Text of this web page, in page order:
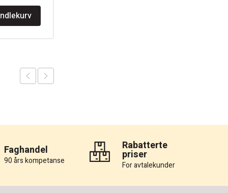
Faghandel
90 års kompetanse
Rabatterte
priser
For avtalekunder